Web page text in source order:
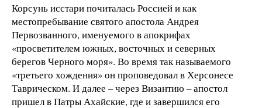
Корсунь исстари почиталась Россией и как
местопребывание святого апостола Андрея
Первозванного, именуемого в апокрифах
«просветителем южных, восточных и северных
берегов Черного моря». Во время так называемого
«третьего хождения» он проповедовал в Херсонесе
Таврическом. И далее – через Византию – апостол
пришел в Патры Ахайские, где и завершился его